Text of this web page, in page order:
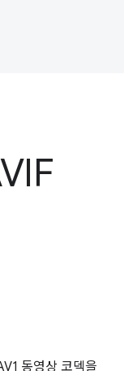
동영상 코덱을